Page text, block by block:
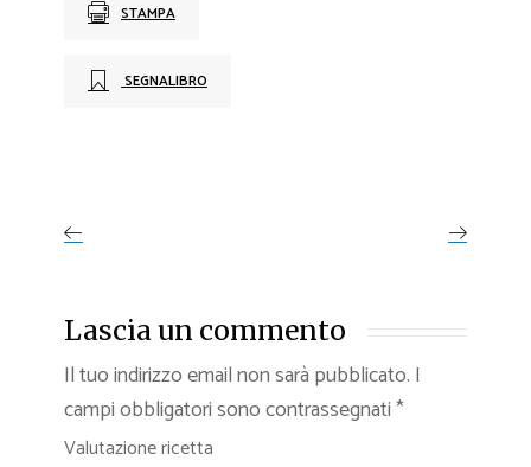
STAMPA
SEGNALIBRO
Lascia un commento
Il tuo indirizzo email non sarà pubblicato. I
campi obbligatori sono contrassegnati*
Valutazione ricetta